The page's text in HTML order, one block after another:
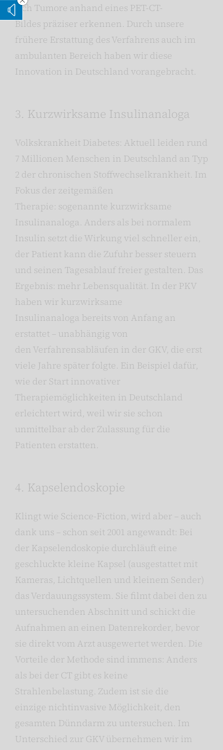
sich Tumore anhand eines PET-CT-
Bildes präziser erkennen. Durch unsere
frühere Erstattung des Verfahrens auch im
ambulanten Bereich haben wir diese
Innovation in Deutschland vorangebracht.
3. Kurzwirksame Insulinanaloga
Volkskrankheit Diabetes: Aktuell leiden rund
7 Millionen Menschen in Deutschland an Typ
2 der chronischen Stoffwechselkrankheit. Im
Fokus der zeitgemäßen
Therapie: sogenannte kurzwirksame
Insulinanaloga. Anders als bei normalem
Insulin setzt die Wirkung viel schneller ein,
der Patient kann die Zufuhr besser steuern
und seinen Tagesablauf freier gestalten. Das
Ergebnis: mehr Lebensqualität. In der PKV
haben wir kurzwirksame
Insulinanaloga bereits von Anfang an
erstattet – unabhängig von
den Verfahrensabläufen in der GKV, die erst
viele Jahre später folgte. Ein Beispiel dafür,
wie der Start innovativer
Therapiemöglichkeiten in Deutschland
erleichtert wird, weil wir sie schon
unmittelbar ab der Zulassung für die
Patienten erstatten.
4. Kapselendoskopie
Klingt wie Science-Fiction, wird aber – auch
dank uns – schon seit 2001 angewandt: Bei
der Kapselendoskopie durchläuft eine
geschluckte kleine Kapsel (ausgestattet mit
Kameras, Lichtquellen und kleinem Sender)
das Verdauungssystem. Sie filmt dabei den zu
untersuchenden Abschnitt und schickt die
Aufnahmen an einen Datenrekorder, bevor
sie direkt vom Arzt ausgewertet werden. Die
Vorteile der Methode sind immens: Anders
als bei der CT gibt es keine
Strahlenbelastung. Zudem ist sie die
einzige nichtinvasive Möglichkeit, den
gesamten Dünndarm zu untersuchen. Im
Unterschied zur GKV übernehmen wir im
Vorleseoption verstecken
Vorlesen